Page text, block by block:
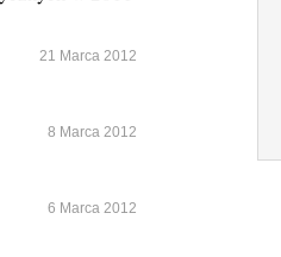
21 Marca 2012
8 Marca 2012
6 Marca 2012